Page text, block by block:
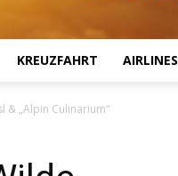
KREUZFAHRT AIRLINES
& „Alpin Culinarium“